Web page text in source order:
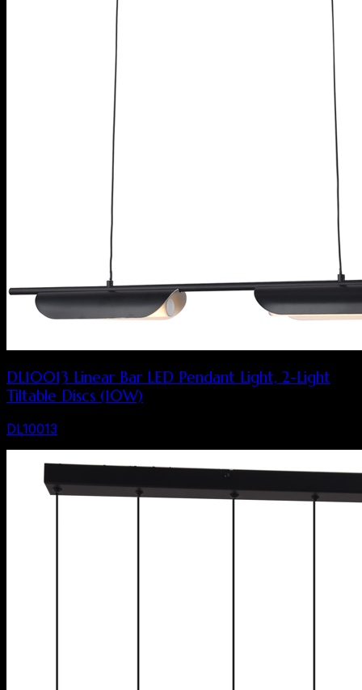
DL10013 Linear Bar LED Pendant Light, 2-Light
Tiltable Discs (10W)
DL10013